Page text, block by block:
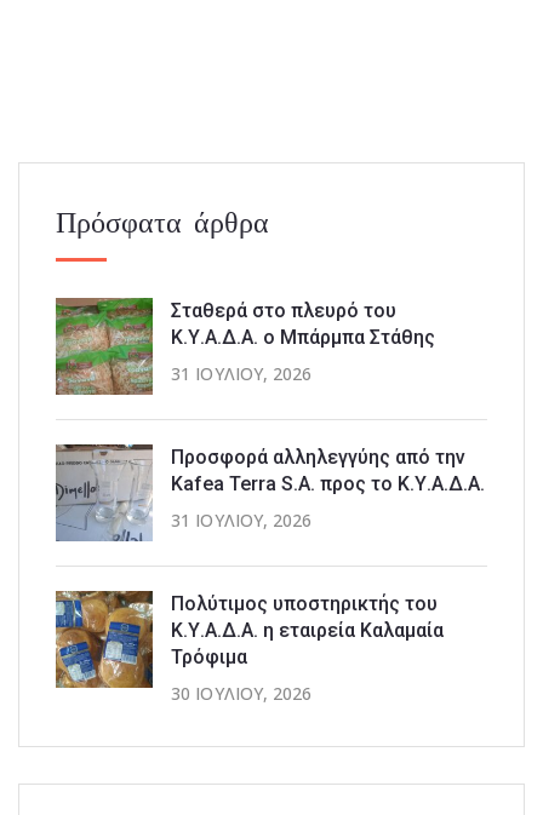
Πρόσφατα άρθρα
Σταθερά στο πλευρό του
Κ.Υ.Α.Δ.Α. ο Μπάρμπα Στάθης
31 ΙΟΥΛΊΟΥ, 2026
Προσφορά αλληλεγγύης από την
Kafea Terra S.A. προς το Κ.Υ.Α.Δ.Α.
31 ΙΟΥΛΊΟΥ, 2026
Πολύτιμος υποστηρικτής του
Κ.Υ.Α.Δ.Α. η εταιρεία Καλαμαία
Τρόφιμα
30 ΙΟΥΛΊΟΥ, 2026